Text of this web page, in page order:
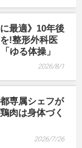
最適》10年後
!整形外科医
ゆる体操」
2026/8/1
専属シェフが
肉は身体づく
2026/7/26